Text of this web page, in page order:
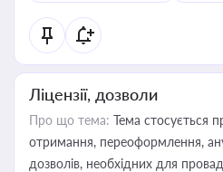
Ліцензії, дозволи
Про що тема: Тема стосується
отримання, переоформлення,
дозволів, необхідних для